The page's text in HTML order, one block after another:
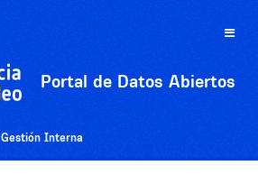
Toggle
Portal de Datos Abiertos
Gestión Interna